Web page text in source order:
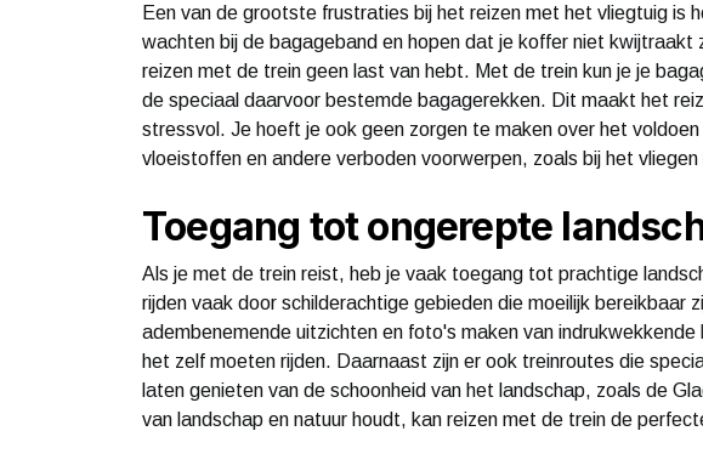
Een van de grootste frustraties bij het reizen met het vliegtuig is
wachten bij de bagageband en hopen dat je koffer niet kwijtraakt
reizen met de trein geen last van hebt. Met de trein kun je je
de speciaal daarvoor bestemde bagagerekken. Dit maakt het
stressvol. Je hoeft je ook geen zorgen te maken over het
vloeistoffen en andere verboden voorwerpen, zoals bij het
Toegang tot ongerepte
Als je met de trein reist, heb je vaak toegang tot prachtige
rijden vaak door schilderachtige gebieden die moeilijk bereikbaar
adembenemende uitzichten en foto's maken van
het zelf moeten rijden. Daarnaast zijn er ook treinroutes die
laten genieten van de schoonheid van het landschap, zoals de
van landschap en natuur houdt, kan reizen met de trein de